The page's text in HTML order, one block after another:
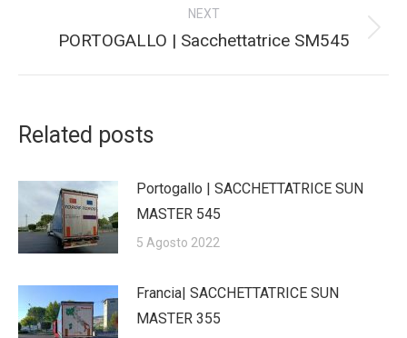
NEXT
Next
PORTOGALLO | Sacchettatrice SM545
Related posts
Portogallo | SACCHETTATRICE SUN
MASTER 545
5 Agosto 2022
Francia| SACCHETTATRICE SUN
MASTER 355